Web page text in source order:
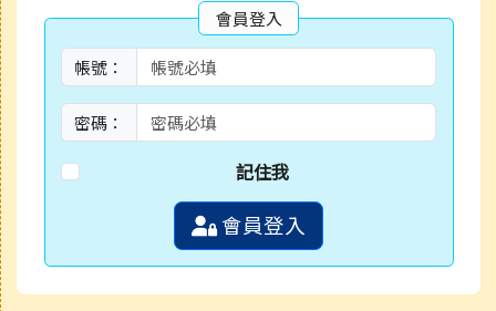
會員登入
帳號：
密碼：
記住我
會員登入